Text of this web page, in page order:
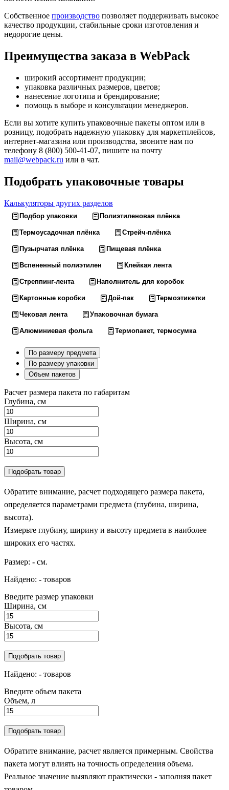
Собственное производство позволяет поддерживать высокое
качество продукции, стабильные сроки изготовления и
недорогие цены.
Преимущества заказа в WebPack
широкий ассортимент продукции;
упаковка различных размеров, цветов;
нанесение логотипа и брендирование;
помощь в выборе и консультации менеджеров.
Если вы хотите купить упаковочные пакеты оптом или в
розницу, подобрать надежную упаковку для маркетплейсов,
интернет-магазина или производства, звоните нам по
телефону 8 (800) 500-41-07, пишите на почту
mail@webpack.ru или в чат.
Подобрать упаковочные товары
Калькуляторы других разделов
Подбор упаковки Полиэтиленовая плёнка
Термоусадочная плёнка Стрейч-плёнка
Пузырчатая плёнка Пищевая плёнка
Вспененный полиэтилен Клейкая лента
Стреппинг-лента Наполнитель для коробок
Картонные коробки Дой-пак Термоэтикетки
Чековая лента Упаковочная бумага
Алюминиевая фольга Термопакет, термосумка
По размеру предмета
По размеру упаковки
Объем пакетов
Расчет размера пакета по габаритам
Глубина, см
Ширина, см
Высота, см
Подобрать товар
Обратите внимание, расчет подходящего размера пакета,
определяется параметрами предмета (глубина, ширина,
высота).
Измерьте глубину, ширину и высоту предмета в наиболее
широких его частях.
Размер: - см.
Найдено: - товаров
Введите размер упаковки
Ширина, см
Высота, см
Подобрать товар
Найдено: - товаров
Введите объем пакета
Объем, л
Подобрать товар
Обратите внимание, расчет является примерным. Свойства
пакета могут влиять на точность определения объема.
Реальное значение выявляют практически - заполняя пакет